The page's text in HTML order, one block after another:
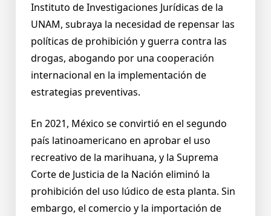
Instituto de Investigaciones Jurídicas de la
UNAM, subraya la necesidad de repensar las
políticas de prohibición y guerra contra las
drogas, abogando por una cooperación
internacional en la implementación de
estrategias preventivas.
En 2021, México se convirtió en el segundo
país latinoamericano en aprobar el uso
recreativo de la marihuana, y la Suprema
Corte de Justicia de la Nación eliminó la
prohibición del uso lúdico de esta planta. Sin
embargo, el comercio y la importación de